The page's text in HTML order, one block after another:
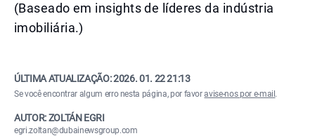
(Baseado em insights de líderes da indústria
imobiliária.)
ÚLTIMA ATUALIZAÇÃO:2026. 01. 22 21:13
Se você encontrar algum erro nesta página, por favoravise-nos por e-mail .
AUTOR: ZOLTÁN EGRI
egri.zoltan@dubainewsgroup.com